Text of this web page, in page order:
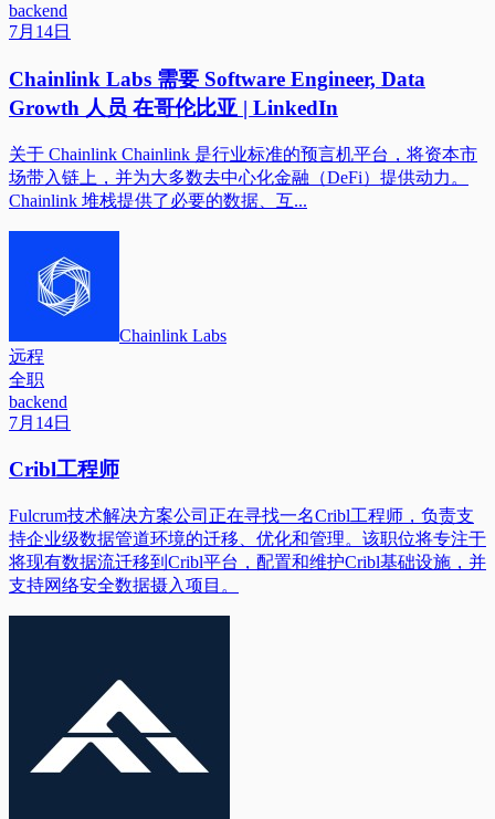
backend
7月14日
Chainlink Labs 需要 Software Engineer, Data
Growth 人员 在哥伦比亚 | LinkedIn
关于 Chainlink Chainlink 是行业标准的预言机平台，将资本市
场带入链上，并为大多数去中心化金融（DeFi）提供动力。
Chainlink 堆栈提供了必要的数据、互...
Chainlink Labs
远程
全职
backend
7月14日
Cribl工程师
Fulcrum技术解决方案公司正在寻找一名Cribl工程师，负责支
持企业级数据管道环境的迁移、优化和管理。该职位将专注于
将现有数据流迁移到Cribl平台，配置和维护Cribl基础设施，并
支持网络安全数据摄入项目。